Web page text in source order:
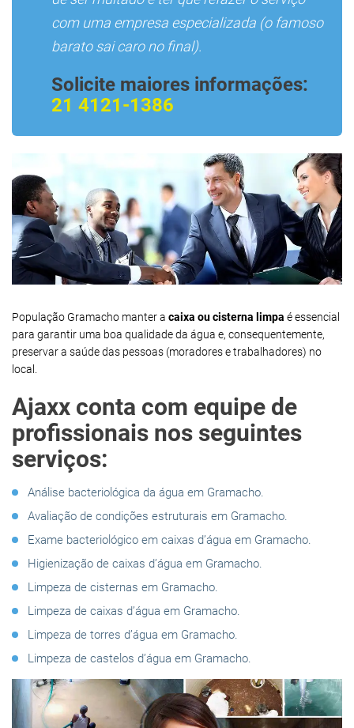
com uma empresa especializada (o famoso
barato sai caro no final).
Solicite maiores informações:
21 4121-1386
População Gramacho manter a caixa ou cisterna limpa é essencial
para garantir uma boa qualidade da água e, consequentemente,
preservar a saúde das pessoas (moradores e trabalhadores) no
local.
Ajaxx conta com equipe de
profissionais nos seguintes
serviços:
Análise bacteriológica da água em Gramacho.
Avaliação de condições estruturais em Gramacho.
Exame bacteriológico em caixas d’água em Gramacho.
Higienização de caixas d’água em Gramacho.
Limpeza de cisternas em Gramacho.
Limpeza de caixas d’água em Gramacho.
Limpeza de torres d’água em Gramacho.
Limpeza de castelos d’água em Gramacho.